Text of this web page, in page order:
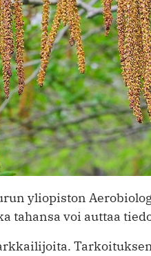
yliopiston
tahansa voi auttaa